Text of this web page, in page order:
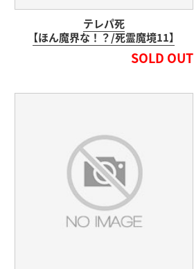
テレパ死
【ほん魔界な！？/死霊魔境11】
SOLD OUT